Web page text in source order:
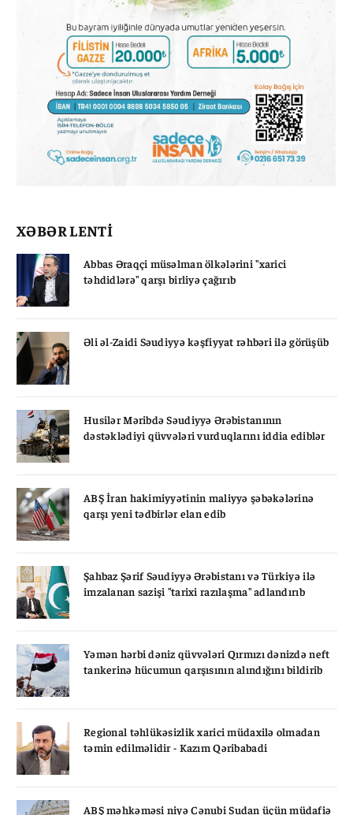
XƏBƏR LENTİ
Abbas Əraqçi müsəlman ölkələrini "xarici
təhdidlərə" qarşı birliyə çağırıb
Əli əl-Zaidi Səudiyyə kəşfiyyat rəhbəri ilə görüşüb
Husilər Məribdə Səudiyyə Ərəbistanının
dəstəklədiyi qüvvələri vurduqlarını iddia ediblər
ABŞ İran hakimiyyətinin maliyyə şəbəkələrinə
qarşı yeni tədbirlər elan edib
Şahbaz Şərif Səudiyyə Ərəbistanı və Türkiyə ilə
imzalanan sazişi "tarixi razılaşma" adlandırıb
Yəmən hərbi dəniz qüvvələri Qırmızı dənizdə neft
tankerinə hücumun qarşısının alındığını bildirib
Regional təhlükəsizlik xarici müdaxilə olmadan
təmin edilməlidir - Kazım Qəribabadi
ABŞ məhkəməsi niyə Cənubi Sudan üçün müdafiə